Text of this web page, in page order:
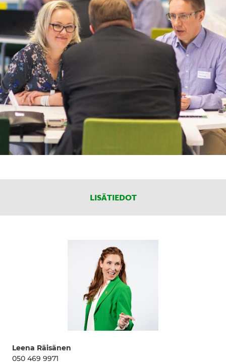
LISÄTIEDOT
Leena Räisänen
050 469 9971